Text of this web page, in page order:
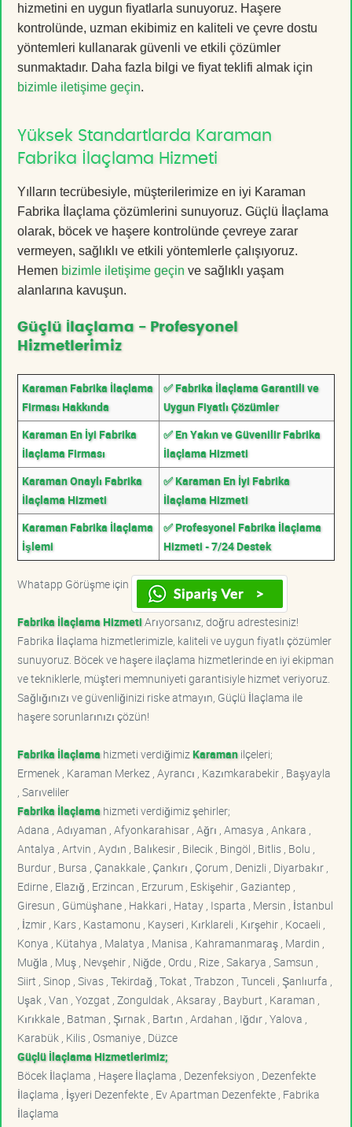
hizmetini en uygun fiyatlarla sunuyoruz. Haşere
kontrolünde, uzman ekibimiz en kaliteli ve çevre dostu
yöntemleri kullanarak güvenli ve etkili çözümler
sunmaktadır. Daha fazla bilgi ve fiyat teklifi almak için
bizimle iletişime geçin.
Yüksek Standartlarda Karaman
Fabrika İlaçlama Hizmeti
Yılların tecrübesiyle, müşterilerimize en iyi Karaman
Fabrika İlaçlama çözümlerini sunuyoruz. Güçlü İlaçlama
olarak, böcek ve haşere kontrolünde çevreye zarar
vermeyen, sağlıklı ve etkili yöntemlerle çalışıyoruz.
Hemen bizimle iletişime geçin ve sağlıklı yaşam
alanlarına kavuşun.
Güçlü İlaçlama - Profesyonel
Hizmetlerimiz
Karaman Fabrika İlaçlama
Firması Hakkında
✅ Fabrika İlaçlama Garantili ve
Uygun Fiyatlı Çözümler
Karaman En İyi Fabrika
İlaçlama Firması
✅ En Yakın ve Güvenilir Fabrika
İlaçlama Hizmeti
Karaman Onaylı Fabrika
İlaçlama Hizmeti
✅ Karaman En İyi Fabrika
İlaçlama Hizmeti
Karaman Fabrika İlaçlama
İşlemi
✅ Profesyonel Fabrika İlaçlama
Hizmeti - 7/24 Destek
Whatapp Görüşme için
Fabrika İlaçlama HizmetiArıyorsanız, doğru adrestesiniz!
Fabrika İlaçlama hizmetlerimizle, kaliteli ve uygun fiyatlı çözümler
sunuyoruz. Böcek ve haşere ilaçlama hizmetlerinde en iyi ekipman
ve tekniklerle, müşteri memnuniyeti garantisiyle hizmet veriyoruz.
Sağlığınızı ve güvenliğinizi riske atmayın, Güçlü İlaçlama ile
haşere sorunlarınızı çözün!
Fabrika İlaçlama hizmeti verdiğimiz Karamanilçeleri;
Ermenek , Karaman Merkez , Ayrancı , Kazımkarabekir , Başyayla
, Sarıveliler
Fabrika İlaçlama hizmeti verdiğimiz şehirler;
Adana , Adıyaman , Afyonkarahisar , Ağrı , Amasya , Ankara ,
Antalya , Artvin , Aydın , Balıkesir , Bilecik , Bingöl , Bitlis , Bolu ,
Burdur , Bursa , Çanakkale , Çankırı , Çorum , Denizli , Diyarbakır ,
Edirne , Elazığ , Erzincan , Erzurum , Eskişehir , Gaziantep ,
Giresun , Gümüşhane , Hakkari , Hatay , Isparta , Mersin , İstanbul
, İzmir , Kars , Kastamonu , Kayseri , Kırklareli , Kırşehir , Kocaeli ,
Konya , Kütahya , Malatya , Manisa , Kahramanmaraş , Mardin ,
Muğla , Muş , Nevşehir , Niğde , Ordu , Rize , Sakarya , Samsun ,
Siirt , Sinop , Sivas , Tekirdağ , Tokat , Trabzon , Tunceli , Şanlıurfa ,
Uşak , Van , Yozgat , Zonguldak , Aksaray , Bayburt , Karaman ,
Kırıkkale , Batman , Şırnak , Bartın , Ardahan , Iğdır , Yalova ,
Karabük , Kilis , Osmaniye , Düzce
Güçlü İlaçlama Hizmetlerimiz;
Böcek İlaçlama , Haşere İlaçlama , Dezenfeksiyon , Dezenfekte
İlaçlama , İşyeri Dezenfekte , Ev Apartman Dezenfekte , Fabrika
İlaçlama